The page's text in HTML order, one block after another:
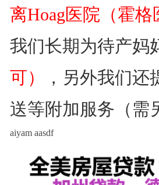
离Hoag医院（霍
我们长期为待产妈
可）
，另外我们
送等附加服务（需
aiyam aasdf